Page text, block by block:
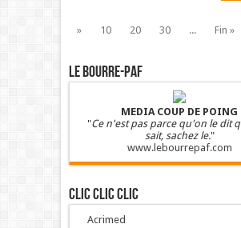
»
10 20 30 ... Fin »
LE BOURRE-PAF
MEDIA COUP DE POING
"Ce n'est pas parce qu'on le dit
sait, sachez le."
www.lebourrepaf.com
Clic clic clic
Acrimed